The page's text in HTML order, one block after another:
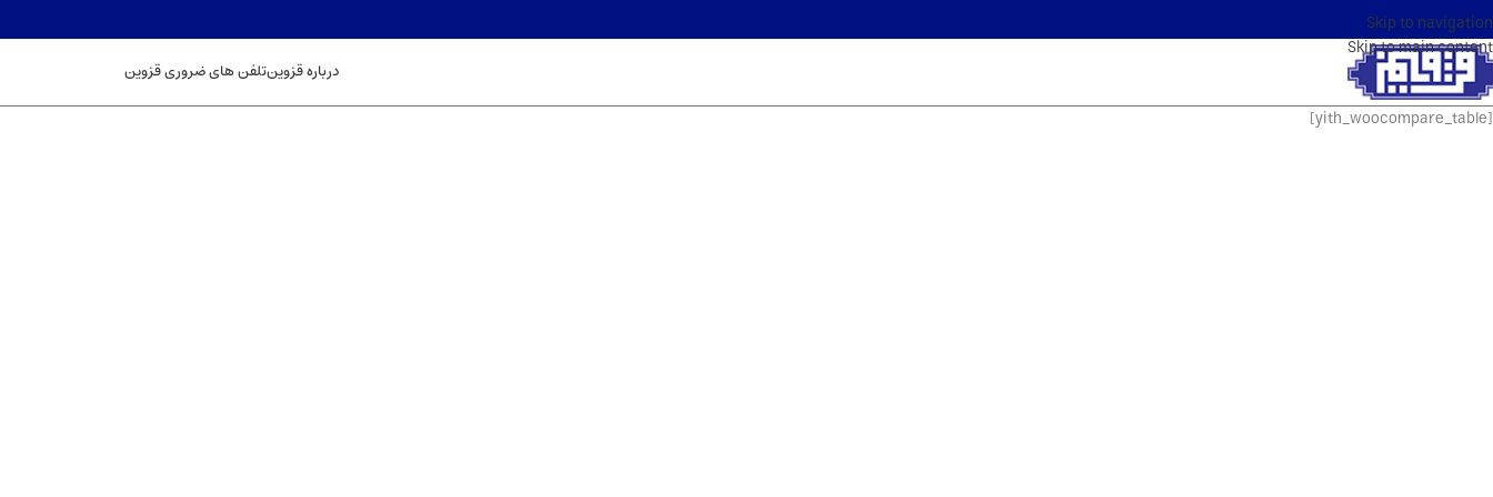
Skip to navigation
Skip to main content
درباره قزوینتلفن های ضروری قزوین
[yith_woocompare_table]